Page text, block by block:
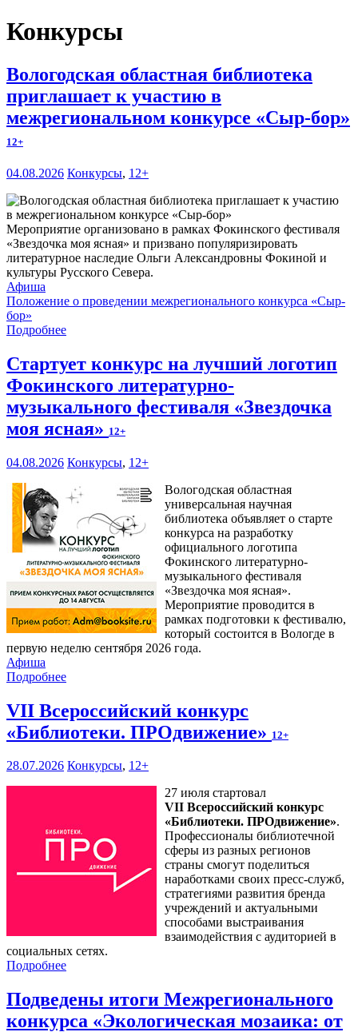
Конкурсы
Вологодская областная библиотека
приглашает к участию в
межрегиональном конкурсе «Сыр-бор»
12+
04.08.2026 Конкурсы, 12+
Мероприятие организовано в рамках Фокинского фестиваля
«Звездочка моя ясная» и призвано популяризировать
литературное наследие Ольги Александровны Фокиной и
культуры Русского Севера.
Афиша
Положение о проведении межрегионального конкурса «Сыр-
бор»
Подробнее
Стартует конкурс на лучший логотип
Фокинского литературно-
музыкального фестиваля «Звездочка
моя ясная» 12+
04.08.2026 Конкурсы, 12+
Вологодская областная
универсальная научная
библиотека объявляет о старте
конкурса на разработку
официального логотипа
Фокинского литературно-
музыкального фестиваля
«Звездочка моя ясная».
Мероприятие проводится в
рамках подготовки к фестивалю,
который состоится в Вологде в
первую неделю сентября 2026 года.
Афиша
Подробнее
VII Всероссийский конкурс
«Библиотеки. ПРОдвижение» 12+
28.07.2026 Конкурсы, 12+
27 июля стартовал
VII Всероссийский конкурс
«Библиотеки. ПРОдвижение».
Профессионалы библиотечной
сферы из разных регионов
страны смогут поделиться
наработками своих пресс-служб,
стратегиями развития бренда
учреждений и актуальными
способами выстраивания
взаимодействия с аудиторией в
социальных сетях.
Подробнее
Подведены итоги Межрегионального
конкурса «Экологическая мозаика: от